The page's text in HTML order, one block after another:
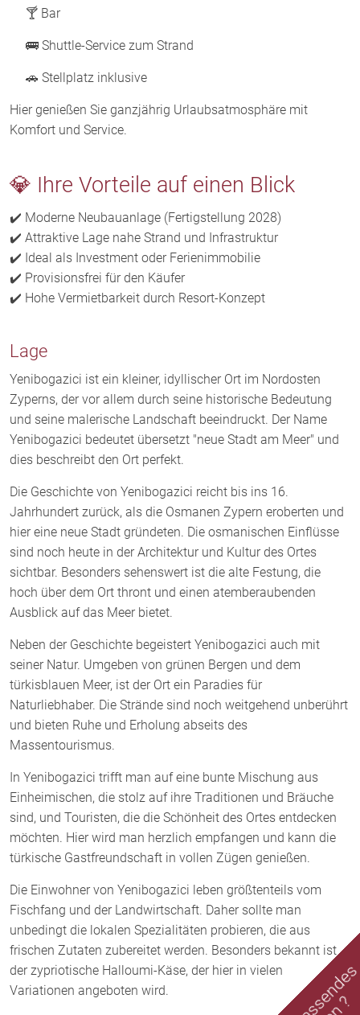
🍸 Bar
🚌 Shuttle-Service zum Strand
🚗 Stellplatz inklusive
Hier genießen Sie ganzjährig Urlaubsatmosphäre mit
Komfort und Service.
💎 Ihre Vorteile auf einen Blick
✔️ Moderne Neubauanlage (Fertigstellung 2028)
✔️ Attraktive Lage nahe Strand und Infrastruktur
✔️ Ideal als Investment oder Ferienimmobilie
✔️ Provisionsfrei für den Käufer
✔️ Hohe Vermietbarkeit durch Resort-Konzept
Lage
Yenibogazici ist ein kleiner, idyllischer Ort im Nordosten
Zyperns, der vor allem durch seine historische Bedeutung
und seine malerische Landschaft beeindruckt. Der Name
Yenibogazici bedeutet übersetzt "neue Stadt am Meer" und
dies beschreibt den Ort perfekt.
Die Geschichte von Yenibogazici reicht bis ins 16.
Jahrhundert zurück, als die Osmanen Zypern eroberten und
hier eine neue Stadt gründeten. Die osmanischen Einflüsse
sind noch heute in der Architektur und Kultur des Ortes
sichtbar. Besonders sehenswert ist die alte Festung, die
hoch über dem Ort thront und einen atemberaubenden
Ausblick auf das Meer bietet.
Neben der Geschichte begeistert Yenibogazici auch mit
seiner Natur. Umgeben von grünen Bergen und dem
türkisblauen Meer, ist der Ort ein Paradies für
Naturliebhaber. Die Strände sind noch weitgehend unberührt
und bieten Ruhe und Erholung abseits des
Massentourismus.
In Yenibogazici trifft man auf eine bunte Mischung aus
Einheimischen, die stolz auf ihre Traditionen und Bräuche
sind, und Touristen, die die Schönheit des Ortes entdecken
möchten. Hier wird man herzlich empfangen und kann die
türkische Gastfreundschaft in vollen Zügen genießen.
Die Einwohner von Yenibogazici leben größtenteils vom
Fischfang und der Landwirtschaft. Daher sollte man
unbedingt die lokalen Spezialitäten probieren, die aus
frischen Zutaten zubereitet werden. Besonders bekannt ist
der zypriotische Halloumi-Käse, der hier in vielen
Variationen angeboten wird.